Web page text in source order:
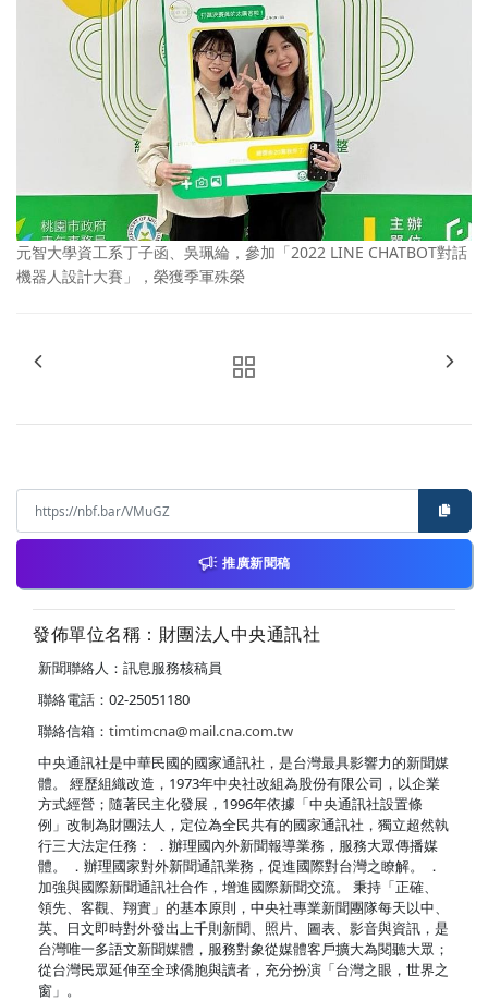
元智大學資工系丁子函、吳珮綸，參加「2022 LINE CHATBOT對話
機器人設計大賽」，榮獲季軍殊榮
推廣新聞稿
發佈單位名稱：財團法人中央通訊社
新聞聯絡人：訊息服務核稿員
聯絡電話：02-25051180
聯絡信箱： timtimcna@mail.cna.com.tw
中央通訊社是中華民國的國家通訊社，是台灣最具影響力的新聞媒
體。 經歷組織改造，1973年中央社改組為股份有限公司，以企業
方式經營；隨著民主化發展，1996年依據「中央通訊社設置條
例」改制為財團法人，定位為全民共有的國家通訊社，獨立超然執
行三大法定任務： ．辦理國內外新聞報導業務，服務大眾傳播媒
體。 ．辦理國家對外新聞通訊業務，促進國際對台灣之瞭解。 ．
加強與國際新聞通訊社合作，增進國際新聞交流。 秉持「正確、
領先、客觀、翔實」的基本原則，中央社專業新聞團隊每天以中、
英、日文即時對外發出上千則新聞、照片、圖表、影音與資訊，是
台灣唯一多語文新聞媒體，服務對象從媒體客戶擴大為閱聽大眾；
從台灣民眾延伸至全球僑胞與讀者，充分扮演「台灣之眼，世界之
窗」。